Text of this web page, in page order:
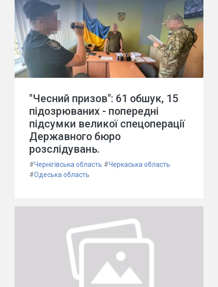
"Чесний призов": 61 обшук, 15
підозрюваних - попередні
підсумки великої спецоперації
Державного бюро
розслідувань.
#Чернігівська область #Черкаська область
#Одеська область